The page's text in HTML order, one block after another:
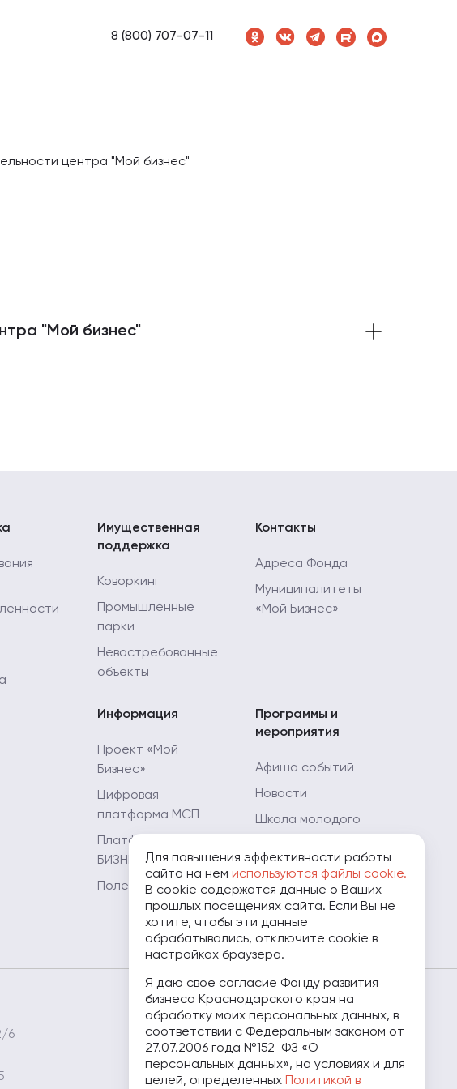
8 (800) 707-07-11
центра "Мой бизнес"
"Мой бизнес"
в 2021 году
в 2020 году
в 2019 году
Имущественная
поддержка
Коворкинг
Промышленные
парки
Невостребованные
объекты
Информация
Проект «Мой
Бизнес»
Цифровая
платформа МСП
Платформа «ЗA
БИЗНЕС.РФ»
Полезные ресурсы
Контакты
Адреса Фонда
Муниципалитеты
«Мой Бизнес»
Программы и
мероприятия
Афиша событий
Новости
Школа молодого
Мой Огород - Мой
Бизнес
Мамапредприниматель.рф
6
8 (800) 707-07-11
Для повышения эффективности работы
сайта на нем используются файлы cookie.
В cookie содержатся данные о Ваших
прошлых посещениях сайта. Если Вы не
хотите, чтобы эти данные
обрабатывались, отключите cookie в
настройках браузера.
Я даю свое согласие Фонду развития
бизнеса Краснодарского края на
обработку моих персональных данных, в
соответствии с Федеральным законом от
27.07.2006 года №152-ФЗ «О
персональных данных», на условиях и для
целей, определенных
Политикой в